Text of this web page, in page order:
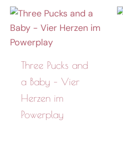
Three Pucks and
a Baby – Vier
Herzen im
Powerplay